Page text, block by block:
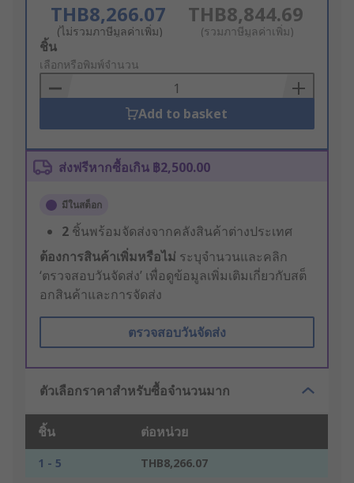
THB8,266.07
(ไม่รวมภาษีมูลค่าเพิ่ม)
THB8,844.69
(รวมภาษีมูลค่าเพิ่ม)
Add
to
Basket
ชิ้น
เลือกหรือพิมพ์จำนวน
Add to basket
ส่งฟรีหากซื้อเกิน ฿2,500.00
มีในสต็อก
2 ชิ้นพร้อมจัดส่งจากคลังสินค้าต่างประเทศ
ต้องการสินค้าเพิ่มหรือไม่ ระบุจำนวนและคลิก
‘ตรวจสอบวันจัดส่ง’ เพื่อดูข้อมูลเพิ่มเติมเกี่ยวกับสต็
อกสินค้าและการจัดส่ง
ตรวจสอบวันจัดส่ง
ตัวเลือกราคาสำหรับซื้อจำนวนมาก
ชิ้น ต่อหน่วย
1 - 5
THB8,266.07